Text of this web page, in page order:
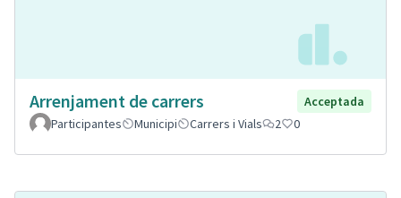
Arrenjament de carrers
Acceptada
Participantes
Municipi Carrers i Vials 2 0